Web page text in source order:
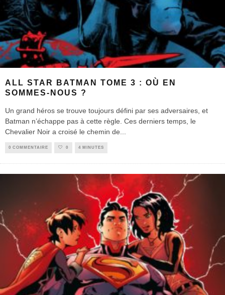
ALL STAR BATMAN TOME 3 : OÙ EN
SOMMES-NOUS ?
Un grand héros se trouve toujours défini par ses adversaires, et
Batman n’échappe pas à cette règle. Ces derniers temps, le
Chevalier Noir a croisé le chemin de
0 COMMENTAIRE 0 4 MINUTES